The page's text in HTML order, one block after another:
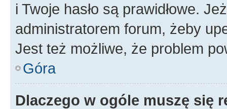
i Twoje hasło są prawidłowe.
administratorem forum, żeby
Jest też możliwe, że problem
Góra
Dlaczego w ogóle muszę się